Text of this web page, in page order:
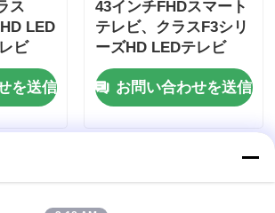
ス
LED
ビ
を送信
43インチFHDスマート
テレビ、クラスF3シリ
ーズHD LEDテレビ
お問い合わせを送信